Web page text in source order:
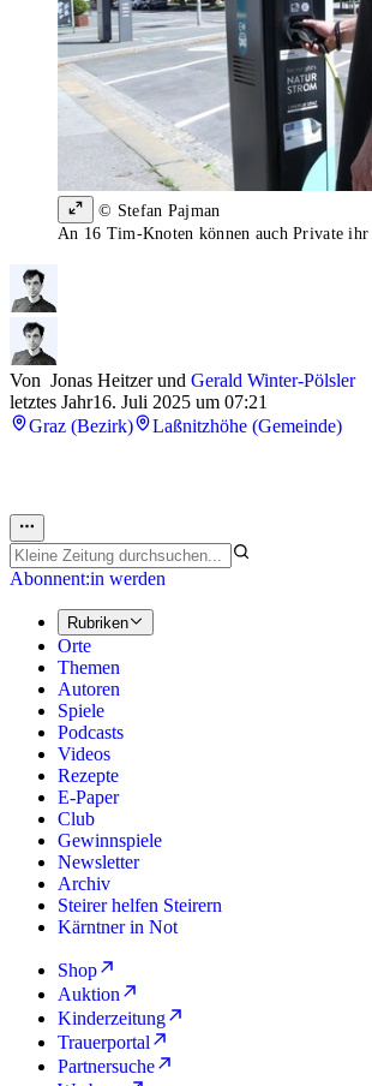
© Stefan Pajman
An 16 Tim-Knoten können auch Private
Von Jonas Heitzerund Gerald Winter-Pölsler
letztes Jahr16. Juli 2025 um 07:21
Graz (Bezirk)
Laßnitzhöhe (Gemeinde)
Abonnent:in werden
Rubriken
Orte
Themen
Autoren
Spiele
Podcasts
Videos
Rezepte
E-Paper
Club
Gewinnspiele
Newsletter
Archiv
Steirer helfen Steirern
Kärntner in Not
Shop
Auktion
Kinderzeitung
Trauerportal
Partnersuche